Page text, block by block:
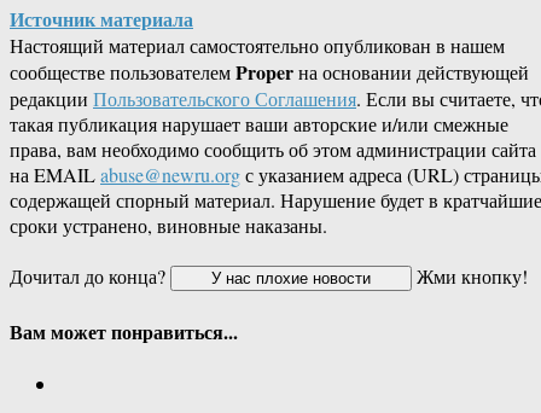
Источник материала
Настоящий материал самостоятельно опубликован в нашем
сообществе пользователемProperна основании действующей
редакции Пользовательского Соглашения. Если вы считаете,
такая публикация нарушает ваши авторские и/или смежные
права, вам необходимо сообщить об этом администрации сайта
на EMAILabuse@newru.orgс указанием адреса (URL)
содержащей спорный материал. Нарушение будет в кратчайшие
сроки устранено, виновные наказаны.
Дочитал до конца?
Жми кнопку!
Вам может понравиться...